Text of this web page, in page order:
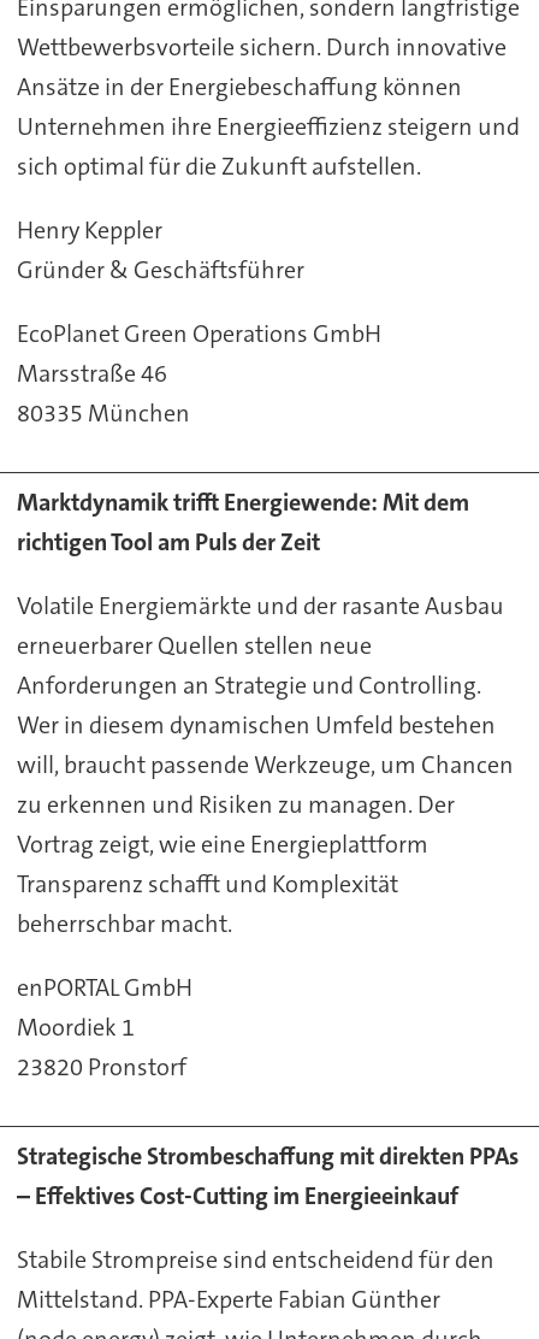
Einsparungen ermöglichen, sondern langfristige
Wettbewerbsvorteile sichern. Durch innovative
Ansätze in der Energiebeschaffung können
Unternehmen ihre Energieeffizienz steigern und
sich optimal für die Zukunft aufstellen.
Henry Keppler
Gründer & Geschäftsführer
EcoPlanet Green Operations GmbH
Marsstraße 46
80335 München
Marktdynamik trifft Energiewende: Mit dem
richtigen Tool am Puls der Zeit
Volatile Energiemärkte und der rasante Ausbau
erneuerbarer Quellen stellen neue
Anforderungen an Strategie und Controlling.
Wer in diesem dynamischen Umfeld bestehen
will, braucht passende Werkzeuge, um Chancen
zu erkennen und Risiken zu managen. Der
Vortrag zeigt, wie eine Energieplattform
Transparenz schafft und Komplexität
beherrschbar macht.
enPORTAL GmbH
Moordiek 1
23820 Pronstorf
Strategische Strombeschaffung mit direkten PPAs
– Effektives Cost-Cutting im Energieeinkauf
Stabile Strompreise sind entscheidend für den
Mittelstand. PPA-Experte Fabian Günther